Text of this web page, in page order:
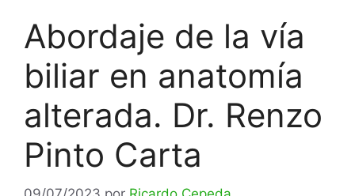
Abordaje de la vía
biliar en anatomía
alterada. Dr. Renzo
Pinto Carta